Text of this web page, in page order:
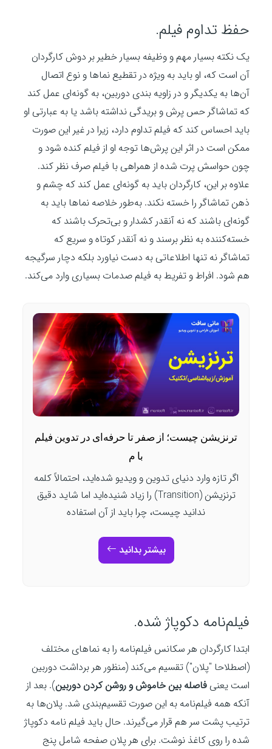
حفظ تداوم فیلم.
یک نکته بسیار مهم و وظیفه بسیار خطیر بر دوش کارگردان
آن است که، او باید به ویژه در تقطیع نماها و نوع اتصال
آن‌ها به یکدیگر و در زاویه بندی دوربین، به گونه‌ای عمل کند
که تماشاگر حس پرش و بریدگی نداشته باشد یا به عبارتی او
باید احساس کند که فیلم تداوم دارد، زیرا در غیر این صورت
ممکن است در اثر این پرش‌ها توجه او از فیلم کنده شود و
چون حواسش پرت شده از همراهی با فیلم صرف نظر کند.
علاوه بر این، کارگردان باید به گونه‌ای عمل کند که چشم و
ذهن تماشاگر را خسته نکند. به‌طور خلاصه نماها باید به
گونه‌ای باشند که نه آنقدر کشدار و بی‌تحرک باشند که
خسته‌کننده به نظر برسند و نه آنقدر کوتاه و سریع که
تماشاگر نه تنها اطلاعاتی به دست نیاورد بلکه دچار سرگیجه
هم شود. افراط و تفریط به فیلم صدمات بسیاری وارد می‌کند.
ترنزیشن چیست؛ از صفر تا حرفه‌ای در تدوین فیلم
با م
اگر تازه وارد دنیای تدوین و ویدیو شده‌اید، احتمالاً کلمه
ترنزیشن (Transition) را زیاد شنیده‌اید اما شاید دقیق
ندانید چیست، چرا باید از آن استفاده
بیشتر بدانید
فیلم‌نامه دکوپاژ شده.
ابتدا کارگردان هر سکانس فیلم‌نامه را به نماهای مختلف
(اصطلاحا "پلان") تقسیم می‌کند (منظور هر برداشت دوربین
است یعنیفاصله بین خاموش و روشن کردن دوربین). بعد از
آنکه همه فیلم‌نامه به این صورت تقسیم‌بندی شد. پلان‌ها به
ترتیب پشت سر هم قرار می‌گیرند. حال باید فیلم نامه دکوپاژ
شده را روی کاغذ نوشت. برای هر پلان صفحه شامل پنج